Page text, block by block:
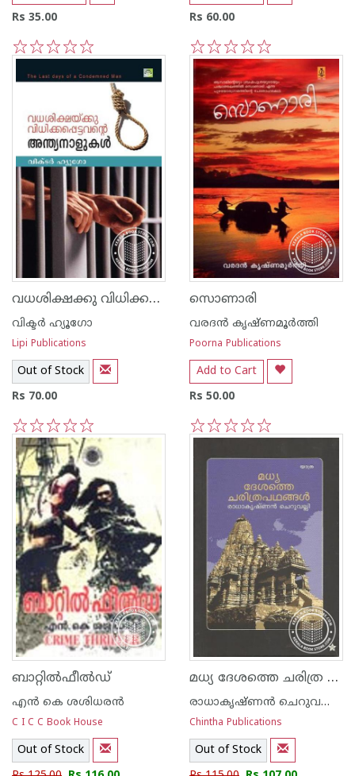
Rs 35.00
5
4
3
2
1
Rs 60.00
5
4
3
2
1
വധശിക്ഷക്കു വിധിക്കപ്പെട്ടവന്റെ അന്ത്യ നാളുകള്‍
വിക്ടര്‍ ഹ്യൂഗോ
Lipi Publications
Out of Stock
Rs 70.00
5
4
3
2
1
സൊണാരി
വരദന്‍ കൃഷ്ണമൂര്‍ത്തി
Poorna Publications
Add to Cart
Rs 50.00
5
4
3
2
1
ബാറ്റില്‍ഫീല്‍ഡ്
എന്‍ കെ ശശിധരന്‍
C I C C Book House
Out of Stock
മധ്യ ദേശത്തെ ചരിത്ര പഥങ്ങള്‍
രാധാകൃഷ്ണന്‍ ചെറുവള്ളിയില്‍
Chintha Publications
Out of Stock